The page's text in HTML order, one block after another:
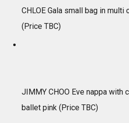
CHLOE Gala small bag in
(Price TBC)
JIMMY CHOO Eve nappa with
ballet pink (Price TBC)